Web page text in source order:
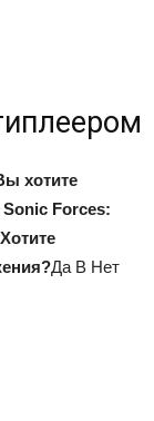
хотите
Forces:
Хотите
Да В Нет